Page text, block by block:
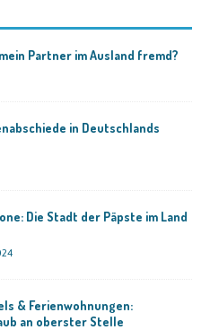
Partner im Ausland fremd?
in Deutschlands
Die Stadt der Päpste im Land
& Ferienwohnungen:
an oberster Stelle